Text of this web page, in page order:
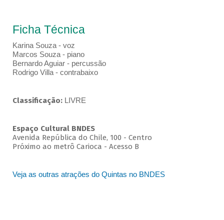
Ficha Técnica
Karina Souza - voz
Marcos Souza - piano
Bernardo Aguiar - percussão
Rodrigo Villa - contrabaixo
Classificação: LIVRE
Espaço Cultural BNDES
Avenida República do Chile, 100 - Centro
Próximo ao metrô Carioca - Acesso B
Veja as outras atrações do Quintas no BNDES